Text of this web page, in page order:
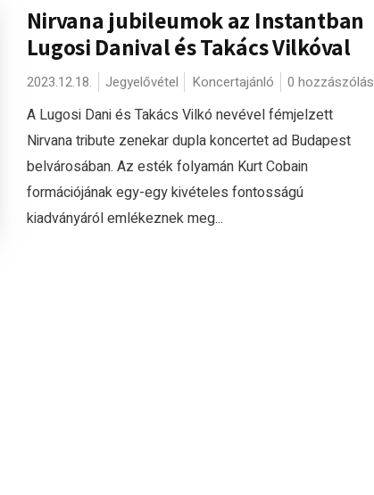
Nirvana jubileumok az Instantban
Lugosi Danival és Takács Vilkóval
2023.12.18. Jegyelővétel Koncertajánló 0 hozzászólás
A Lugosi Dani és Takács Vilkó nevével fémjelzett
Nirvana tribute zenekar dupla koncertet ad Budapest
belvárosában. Az esték folyamán Kurt Cobain
formációjának egy-egy kivételes fontosságú
kiadványáról emlékeznek meg...